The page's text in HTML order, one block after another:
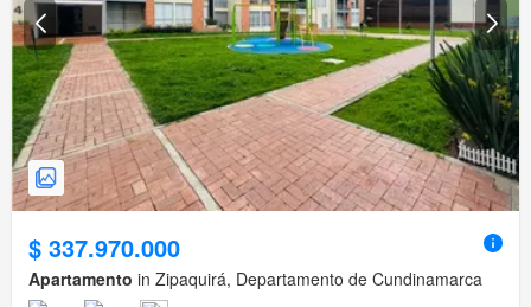
$ 337.970.000
Apartamento in Zipaquirá, Departamento de Cundinamarca